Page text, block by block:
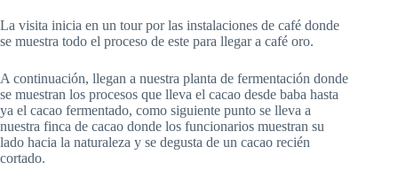
La visita inicia en un tour por las instalaciones de café donde
se muestra todo el proceso de este para llegar a café oro.
A continuación, llegan a nuestra planta de fermentación donde
se muestran los procesos que lleva el cacao desde baba hasta
ya el cacao fermentado, como siguiente punto se lleva a
nuestra finca de cacao donde los funcionarios muestran su
lado hacia la naturaleza y se degusta de un cacao recién
cortado.